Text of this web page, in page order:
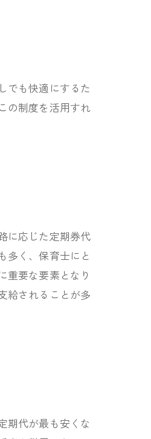
でも快適にするた
の制度を活用すれ
に応じた定期券代
多く、保育士にと
重要な要素となり
給されることが多
期代が最も安くな